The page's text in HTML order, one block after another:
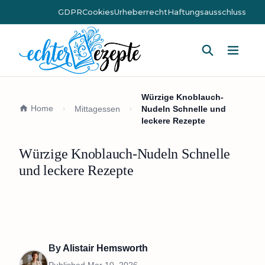
GDPRCookiesUrheberrechtHaftungsausschluss
Home Mittagessen
Würzige Knoblauch-
Nudeln Schnelle und
leckere Rezepte
Würzige Knoblauch-Nudeln Schnelle
und leckere Rezepte
ByAlistair Hemsworth